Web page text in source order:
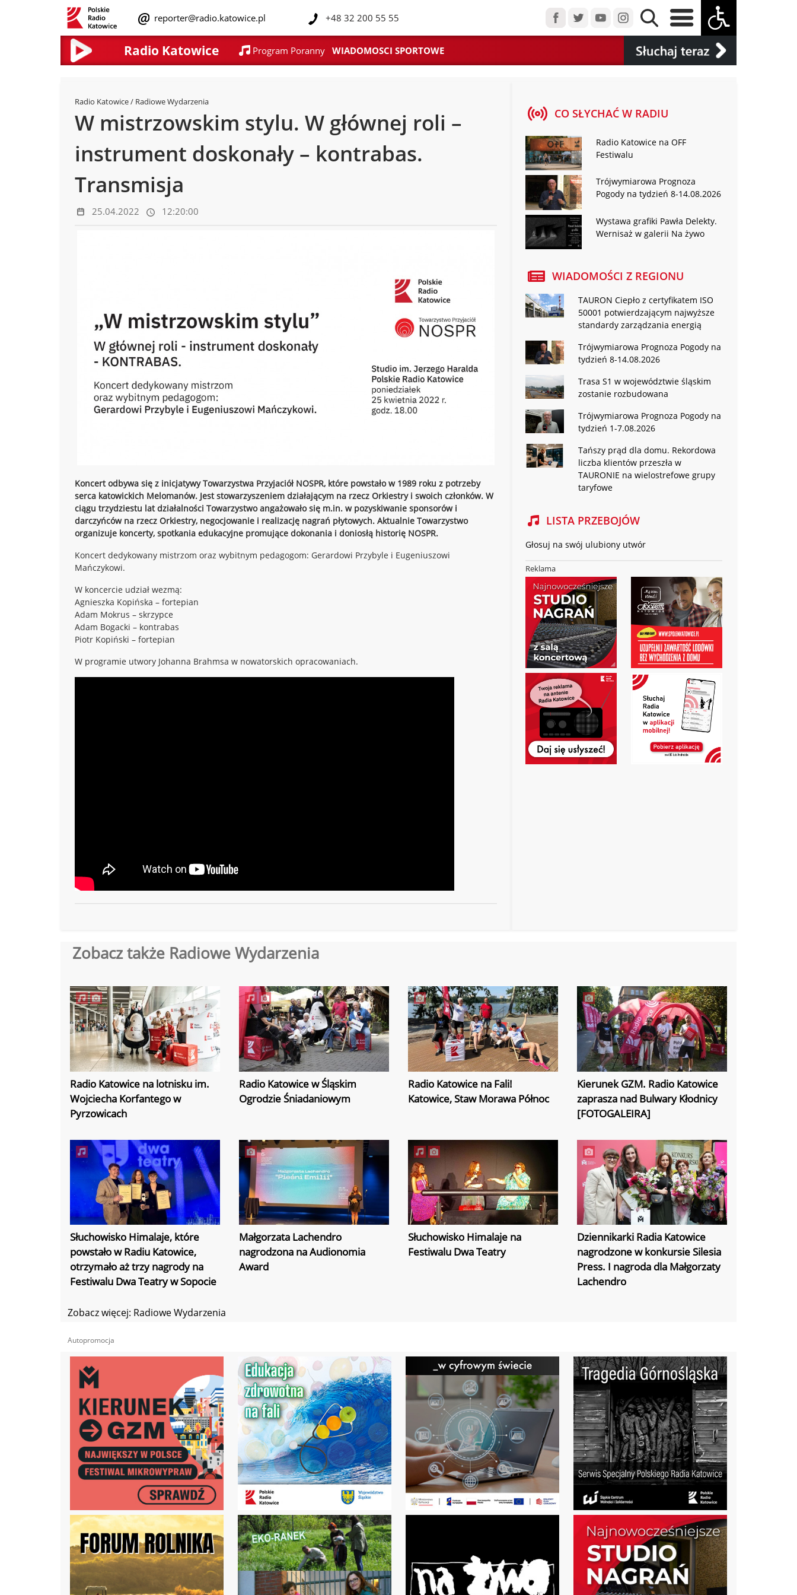
reporter@radio.katowice.pl +48 32 200 55 55
Radio Katowice Program Poranny WIADOMOSCI SPORTOWE
Radio Katowice/ Radiowe Wydarzenia
W mistrzowskim stylu. W głównej roli –
instrument doskonały – kontrabas.
Transmisja
25.04.2022 12:20:00
Koncert odbywa się z inicjatywy Towarzystwa Przyjaciół NOSPR, które powstało w 1989 roku z potrzeby
serca katowickich Melomanów. Jest stowarzyszeniem działającym na rzecz Orkiestry i swoich członków. W
ciągu trzydziestu lat działalności Towarzystwo angażowało się m.in. w pozyskiwanie sponsorów i
darczyńców na rzecz Orkiestry, negocjowanie i realizację nagrań płytowych. Aktualnie Towarzystwo
organizuje koncerty, spotkania edukacyjne promujące dokonania i doniosłą historię NOSPR.
Koncert dedykowany mistrzom oraz wybitnym pedagogom: Gerardowi Przybyle i Eugeniuszowi
Mańczykowi.
W koncercie udział wezmą:
Agnieszka Kopińska – fortepian
Adam Mokrus – skrzypce
Adam Bogacki – kontrabas
Piotr Kopiński – fortepian
W programie utwory Johanna Brahmsa w nowatorskich opracowaniach.
CO SŁYCHAĆ W RADIU
Radio Katowice na OFF
Festiwalu
Trójwymiarowa Prognoza
Pogody na tydzień 8-14.08.2026
Wystawa grafiki Pawła Delekty.
Wernisaż w galerii Na żywo
WIADOMOŚCI Z REGIONU
TAURON Ciepło z certyfikatem ISO
50001 potwierdzającym najwyższe
standardy zarządzania energią
Trójwymiarowa Prognoza Pogody na
tydzień 8-14.08.2026
Trasa S1 w województwie śląskim
zostanie rozbudowana
Trójwymiarowa Prognoza Pogody na
tydzień 1-7.08.2026
Tańszy prąd dla domu. Rekordowa
liczba klientów przeszła w
TAURONIE na wielostrefowe grupy
taryfowe
LISTA PRZEBOJÓW
Głosuj na swój ulubiony utwór
Reklama
Zobacz także Radiowe Wydarzenia
Radio Katowice na lotnisku im.
Wojciecha Korfantego w
Pyrzowicach
Radio Katowice w Śląskim
Ogrodzie Śniadaniowym
Radio Katowice na Fali!
Katowice, Staw Morawa Północ
Kierunek GZM. Radio Katowice
zaprasza nad Bulwary Kłodnicy
[FOTOGALEIRA]
Słuchowisko Himalaje, które
powstało w Radiu Katowice,
otrzymało aż trzy nagrody na
Festiwalu Dwa Teatry w Sopocie
Małgorzata Lachendro
nagrodzona na Audionomia
Award
Słuchowisko Himalaje na
Festiwalu Dwa Teatry
Dziennikarki Radia Katowice
nagrodzone w konkursie Silesia
Press. I nagroda dla Małgorzaty
Lachendro
Zobacz więcej: Radiowe Wydarzenia
Autopromocja